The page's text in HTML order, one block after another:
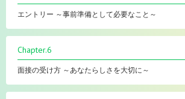
エントリー ～事前準備として必要なこと～
Chapter.6
面接の受け方 ～あなたらしさを大切に～